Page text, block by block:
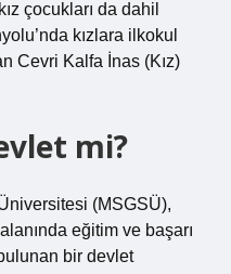
çocukları da dahil
kızlara ilkokul
Cevri Kalfa İnas (Kız)
mi?
(MSGSÜ),
eğitim ve başarı
bir devlet